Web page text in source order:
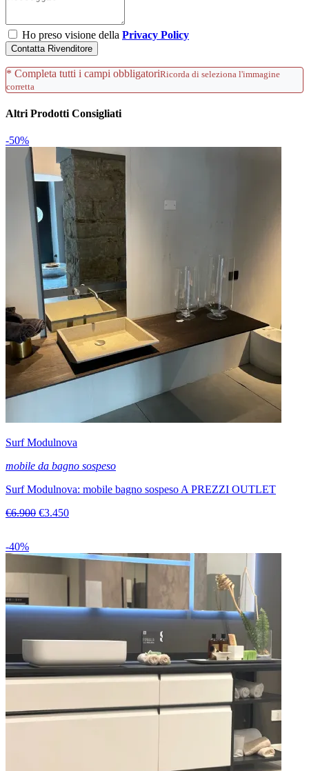
Ho preso visione della Privacy Policy
Contatta Rivenditore
* Completa tutti i campi obbligatoriRicorda di seleziona l'immagine
corretta
Altri Prodotti Consigliati
-50%
Surf Modulnova
mobile da bagno sospeso
Surf Modulnova: mobile bagno sospeso A PREZZI OUTLET
€6.900 €3.450
-40%